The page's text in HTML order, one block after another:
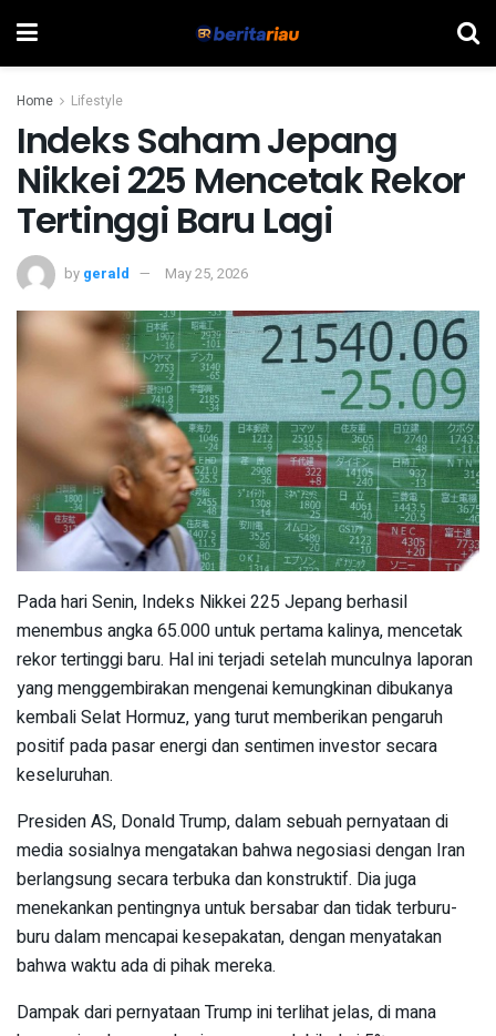
Home Lifestyle
Indeks Saham Jepang
Nikkei 225 Mencetak Rekor
Tertinggi Baru Lagi
by gerald May 25, 2026
Pada hari Senin, Indeks Nikkei 225 Jepang berhasil
menembus angka 65.000 untuk pertama kalinya, mencetak
rekor tertinggi baru. Hal ini terjadi setelah munculnya laporan
yang menggembirakan mengenai kemungkinan dibukanya
kembali Selat Hormuz, yang turut memberikan pengaruh
positif pada pasar energi dan sentimen investor secara
keseluruhan.
Presiden AS, Donald Trump, dalam sebuah pernyataan di
media sosialnya mengatakan bahwa negosiasi dengan Iran
berlangsung secara terbuka dan konstruktif. Dia juga
menekankan pentingnya untuk bersabar dan tidak terburu-
buru dalam mencapai kesepakatan, dengan menyatakan
bahwa waktu ada di pihak mereka.
Dampak dari pernyataan Trump ini terlihat jelas, di mana